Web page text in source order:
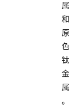
属
和
原
色
钛
金
属
。